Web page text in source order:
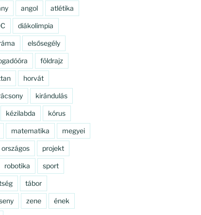
angol atlétika
diákolimpia
elsősegély
földrajz
horvát
kirándulás
kézilabda kórus
matematika megyei
országos projekt
robotika sport
tábor
zene ének